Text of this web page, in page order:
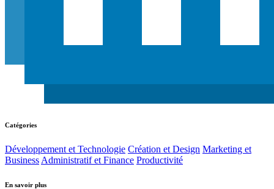
Catégories
Développement et Technologie Création et Design Marketing et
Business Administratif et Finance Productivité
En savoir plus